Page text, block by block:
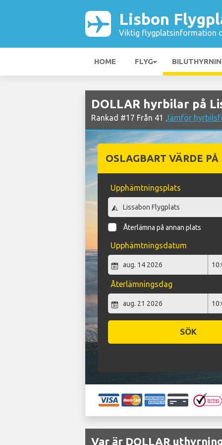
Lisbon
Viktig flygplatsinformation
HOME FLYG
DOLLAR hyrbilar på
Rankad #17 Från 41 Jämför
OSLAGBART VÄRDE
Upphämtningsplats
Återlämna på annan plats
Upphämtningsdatum
Återlämningsdag
SÖK
Var är DOLLAR